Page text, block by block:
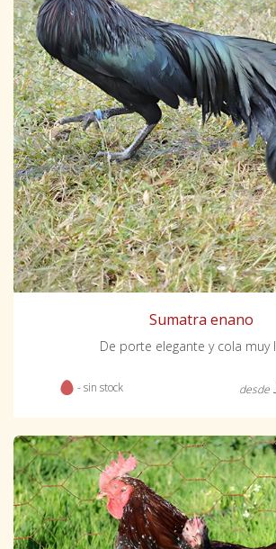
Sumatra enano
De porte elegante y cola muy
- sin stock desde